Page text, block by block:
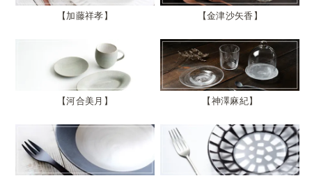
加藤祥孝 金津沙矢香
河合美月 神澤麻紀